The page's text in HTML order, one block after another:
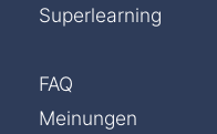
Superlearning
FAQ
Meinungen